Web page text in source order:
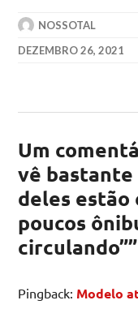
NOSSOTAL
DEZEMBRO 26, 2021
Um
vê bastante
deles estão
poucos
circulando””
Pingback: Modelo